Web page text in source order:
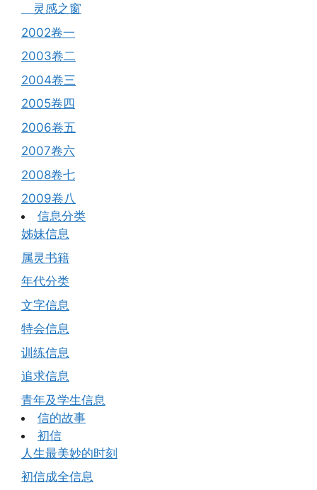
灵感之窗
2002卷一
2003卷二
2004卷三
2005卷四
2006卷五
2007卷六
2008卷七
2009卷八
信息分类
姊妹信息
属灵书籍
年代分类
文字信息
特会信息
训练信息
追求信息
青年及学生信息
信的故事
初信
人生最美妙的时刻
初信成全信息